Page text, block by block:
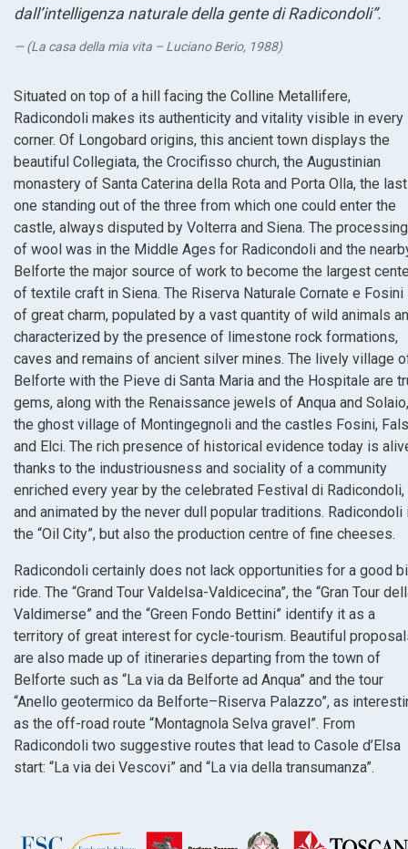
dall’intelligenza naturale della gente di Radicondoli”.
(La casa della mia vita – Luciano Berio, 1988)
Situated on top of a hill facing the Colline Metallifere,
Radicondoli makes its authenticity and vitality visible in every
corner. Of Longobard origins, this ancient town displays the
beautiful Collegiata, the Crocifisso church, the Augustinian
monastery of Santa Caterina della Rota and Porta Olla, the last
one standing out of the three from which one could enter the
castle, always disputed by Volterra and Siena. The processing
of wool was in the Middle Ages for Radicondoli and the
Belforte the major source of work to become the largest
of textile craft in Siena. The Riserva Naturale Cornate e Fosini
of great charm, populated by a vast quantity of wild animals
characterized by the presence of limestone rock formations,
caves and remains of ancient silver mines. The lively village
Belforte with the Pieve di Santa Maria and the Hospitale are
gems, along with the Renaissance jewels of Anqua and Solaio,
the ghost village of Montingegnoli and the castles Fosini,
and Elci. The rich presence of historical evidence today is
thanks to the industriousness and sociality of a community
enriched every year by the celebrated Festival di Radicondoli,
and animated by the never dull popular traditions. Radicondoli
the “Oil City”, but also the production centre of fine cheeses.
Radicondoli certainly does not lack opportunities for a good
ride. The “Grand Tour Valdelsa-Valdicecina”, the “Gran Tour
Valdimerse” and the “Green Fondo Bettini” identify it as a
territory of great interest for cycle-tourism. Beautiful
are also made up of itineraries departing from the town of
Belforte such as “La via da Belforte ad Anqua” and the tour
“Anello geotermico da Belforte–Riserva Palazzo”, as
as the off-road route “Montagnola Selva gravel”. From
Radicondoli two suggestive routes that lead to Casole d’Elsa
start: “La via dei Vescovi” and “La via della transumanza”.